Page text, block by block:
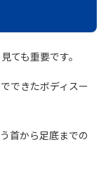
ても重要です。
できたボディスー
首から足底までの